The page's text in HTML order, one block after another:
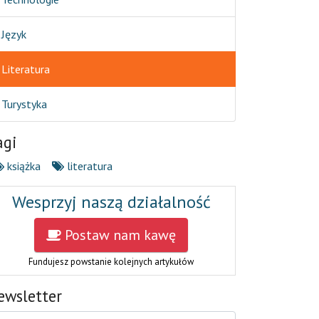
Język
Literatura
Turystyka
książka literatura
Wesprzyj naszą działalność
Postaw nam kawę
Fundujesz powstanie kolejnych artykułów